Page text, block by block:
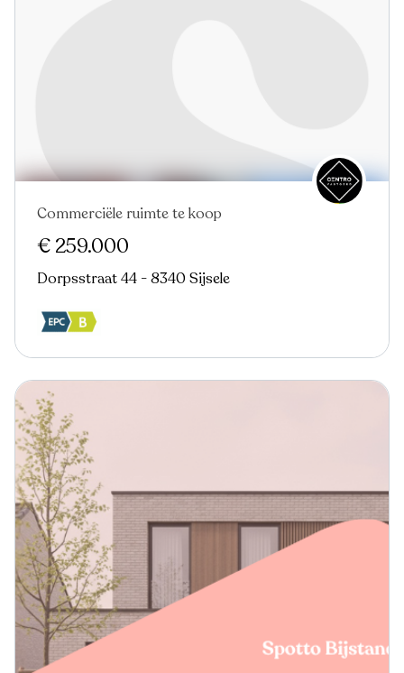
Nieuw
Commerciële ruimte te koop
€ 259.000
Dorpsstraat 44 - 8340 Sijsele